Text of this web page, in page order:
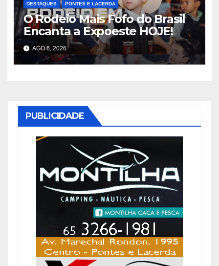
DESTAQUES PONTES E LACERDA
O Rodeio Mais Fofo do Brasil
Encanta a Expoeste HOJE!
AGO 6, 2026
PUBLICIDADE